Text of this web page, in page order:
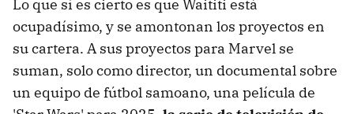
Lo que sí es cierto es que Waititi está
ocupadísimo, y se amontonan los proyectos en
su cartera. A sus proyectos para Marvel se
suman, solo como director, un documental sobre
un equipo de fútbol samoano, una película de